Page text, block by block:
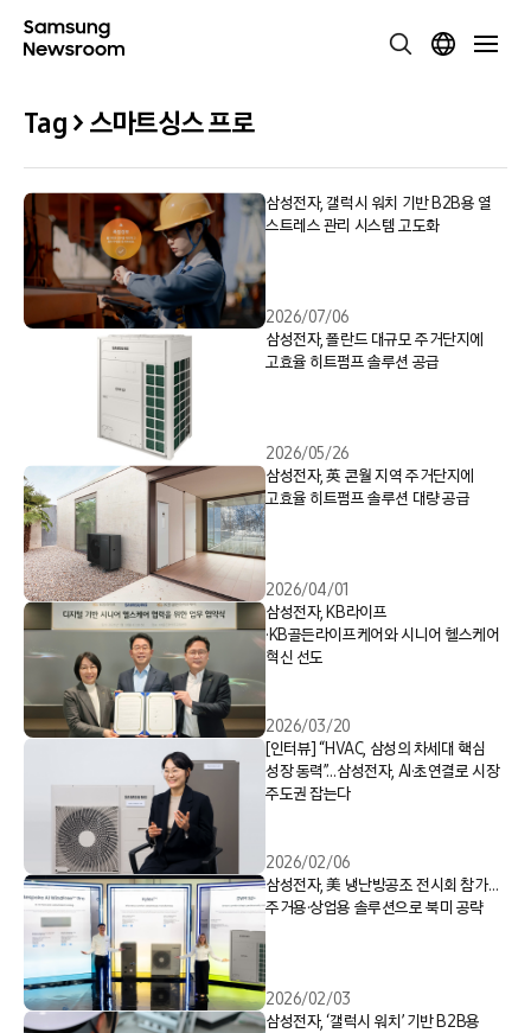
Tag > 스마트싱스 프로
삼성전자, 갤럭시 워치 기반 B2B용 열
스트레스 관리 시스템 고도화
2026/07/06
삼성전자, 폴란드 대규모 주거단지에
고효율 히트펌프 솔루션 공급
2026/05/26
삼성전자, 英 콘월 지역 주거단지에
고효율 히트펌프 솔루션 대량 공급
2026/04/01
삼성전자, KB라이프
·KB골든라이프케어와 시니어 헬스케어
혁신 선도
2026/03/20
[인터뷰] “HVAC, 삼성의 차세대 핵심
성장 동력”…삼성전자, AI·초연결로 시장
주도권 잡는다
2026/02/06
삼성전자, 美 냉난방공조 전시회 참가…
주거용·상업용 솔루션으로 북미 공략
2026/02/03
삼성전자, ‘갤럭시 워치’ 기반 B2B용